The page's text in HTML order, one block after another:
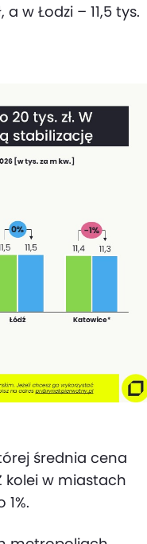
a w Łodzi – 11,5 tys.
średnia cena
kolei w miastach